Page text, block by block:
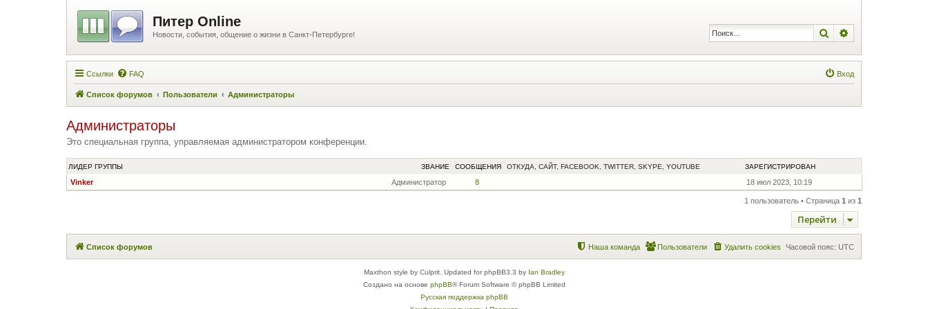
Питер Online
Новости, события, общение о жизни в Санкт-Петербурге! Поиск
Ссылки FAQ Вход
Список форумов Пользователи Администраторы
Администраторы
Это специальная группа, управляемая администратором конференции.
ЗВАНИЕ
ЛИДЕР ГРУППЫ СООБЩЕНИЯ ОТКУДА, САЙТ, FACEBOOK, TWITTER, SKYPE, YOUTUBE ЗАРЕГИСТРИРОВАН
Администратор
Vinker 8 18 июл 2023, 10:19
1 пользователь • Страница 1 из 1
Перейти
Список форумов Часовой пояс: UTC
Удалить cookies
Пользователи
Наша команда
Maxthon style by Culprit. Updated for phpBB3.3 by Ian Bradley
Создано на основе phpBB® Forum Software © phpBB Limited
Русская поддержка phpBB